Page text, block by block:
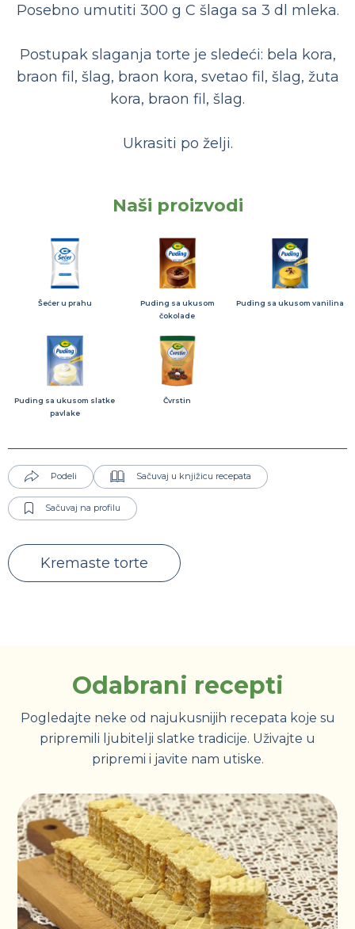
Posebno umutiti 300 g C šlaga sa 3 dl mleka.
Postupak slaganja torte je sledeći: bela kora,
braon fil, šlag, braon kora, svetao fil, šlag, žuta
kora, braon fil, šlag.
Ukrasiti po želji.
Naši proizvodi
Šećer u prahu
Puding sa ukusom
čokolade
Puding sa ukusom vanilina
Puding sa ukusom slatke
pavlake
Čvrstin
Podeli Sačuvaj u knjižicu recepata
Sačuvaj na profilu
Kremaste torte
Odabrani recepti
Pogledajte neke od najukusnijih recepata koje su
pripremili ljubitelji slatke tradicije. Uživajte u
pripremi i javite nam utiske.